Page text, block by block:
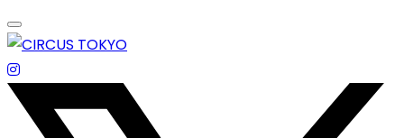
Skip
to
content
エンターテイメントスペース